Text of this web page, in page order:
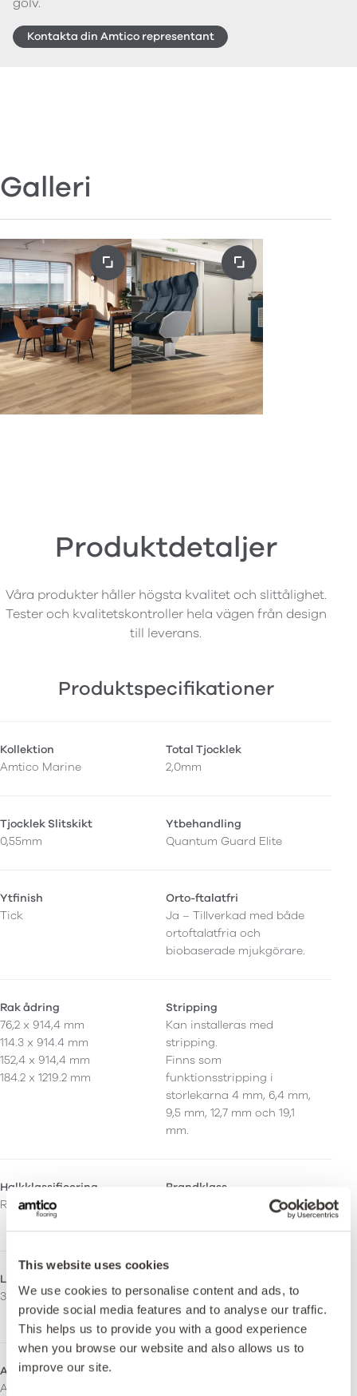
This website uses cookies
We use cookies to personalise content and ads, to
provide social media features and to analyse our traffic.
This helps us to provide you with a good experience
when you browse our website and also allows us to
improve our site.
golv.
Kontakta din Amtico representant
Galleri
Produktdetaljer
Våra produkter håller högsta kvalitet och slittålighet.
Tester och kvalitetskontroller hela vägen från design
till leverans.
Produktspecifikationer
Kollektion
Amtico Marine
Total Tjocklek
2,0mm
Tjocklek Slitskikt
0,55mm
Ytbehandling
Quantum Guard Elite
Ytfinish
Tick
Orto-ftalatfri
Ja – Tillverkad med både
ortoftalatfria och
biobaserade mjukgörare.
Rak ådring
76,2 x 914,4 mm
114.3 x 914.4 mm
152,4 x 914,4 mm
184.2 x 1219.2 mm
Stripping
Kan installeras med
stripping.
Finns som
funktionsstripping i
storlekarna 4 mm, 6,4 mm,
9,5 mm, 12,7 mm och 19,1
mm.
Halkklassificering
R10
Brandklass
IMO MSC FTP Code 2010
Ljusreflektionsvärde (Y)
30
M1 Certifierad
Indoor Air Comfort Gold
Användningsområde
Approved by Lloyds Register Verification to the Marine